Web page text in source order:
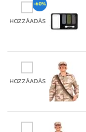
HOZZÁADÁS
-60%
HOZZÁADÁS